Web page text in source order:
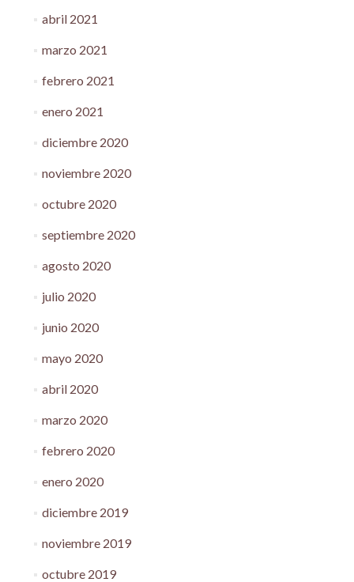
abril 2021
marzo 2021
febrero 2021
enero 2021
diciembre 2020
noviembre 2020
octubre 2020
septiembre 2020
agosto 2020
julio 2020
junio 2020
mayo 2020
abril 2020
marzo 2020
febrero 2020
enero 2020
diciembre 2019
noviembre 2019
octubre 2019